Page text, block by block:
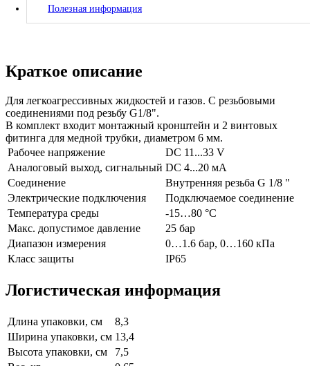
Полезная информация
Краткое описание
Для легкоагрессивных жидкостей и газов. С резьбовыми
соединениями под резьбу G1/8".
В комплект входит монтажный кронштейн и 2 винтовых
фитинга для медной трубки, диаметром 6 мм.
Рабочее напряжение
DC 11...33 V
Аналоговый выход, сигнальный DC 4...20 мA
Соединение
Внутренняя резьба G 1/8 "
Электрические подключения
Подключаемое соединение
Температура среды
-15…80 °C
Макс. допустимое давление
25 бар
Диапазон измерения
0…1.6 бар, 0…160 кПа
Класс защиты
IP65
Логистическая информация
Длина упаковки, см
8,3
Ширина упаковки, см 13,4
Высота упаковки, см
7,5